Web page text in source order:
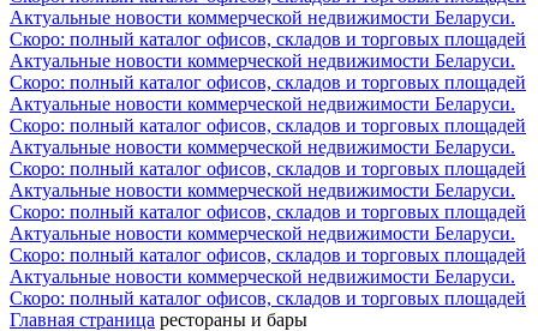
Актуальные новости коммерческой недвижимости Беларуси.
Скоро: полный каталог офисов, складов и торговых площадей
Актуальные новости коммерческой недвижимости Беларуси.
Скоро: полный каталог офисов, складов и торговых площадей
Актуальные новости коммерческой недвижимости Беларуси.
Скоро: полный каталог офисов, складов и торговых площадей
Актуальные новости коммерческой недвижимости Беларуси.
Скоро: полный каталог офисов, складов и торговых площадей
Актуальные новости коммерческой недвижимости Беларуси.
Скоро: полный каталог офисов, складов и торговых площадей
Актуальные новости коммерческой недвижимости Беларуси.
Скоро: полный каталог офисов, складов и торговых площадей
Актуальные новости коммерческой недвижимости Беларуси.
Скоро: полный каталог офисов, складов и торговых площадей
Главная страница рестораны и бары